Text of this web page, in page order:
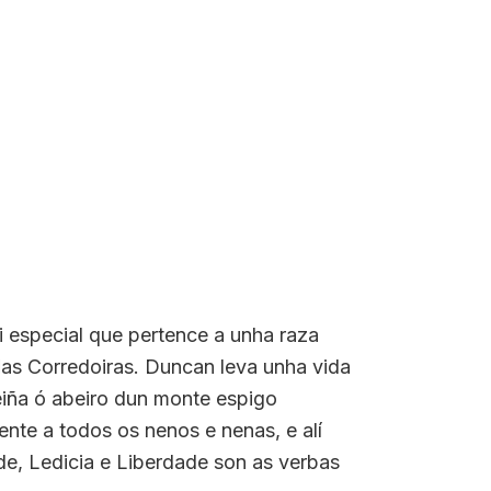
que pertence a unha raza
Corredoiras. Duncan leva unha vida
ó abeiro dun monte espigo
a todos os nenos e nenas, e alí
Ledicia e Liberdade son as verbas